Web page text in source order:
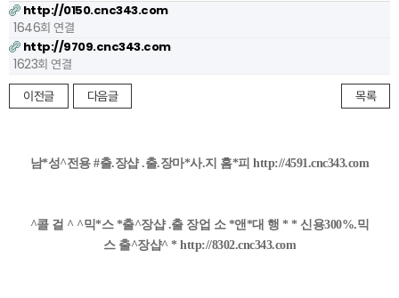
http://0150.cnc343.com
1646회 연결
http://9709.cnc343.com
1623회 연결
이전글
다음글 목록
남*성^전용 #출.장샵 .출.장마*사.지 홈*피 http://4591.cnc343.com
^콜 걸 ^ ^믹*스 *출^장샵 .출 장업 소 *앤*대 행 * * 신용300%.믹
스 출^장샵^ * http://8302.cnc343.com